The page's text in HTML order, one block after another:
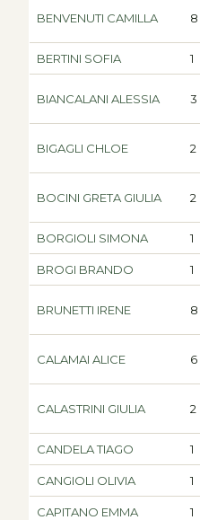
BENVENUTI CAMILLA 8
BERTINI SOFIA 1
BIANCALANI ALESSIA 3
BIGAGLI CHLOE 2
BOCINI GRETA GIULIA 2
BORGIOLI SIMONA 1
BROGI BRANDO 1
BRUNETTI IRENE 8
CALAMAI ALICE 6
CALASTRINI GIULIA 2
CANDELA TIAGO 1
CANGIOLI OLIVIA 1
CAPITANO EMMA 1